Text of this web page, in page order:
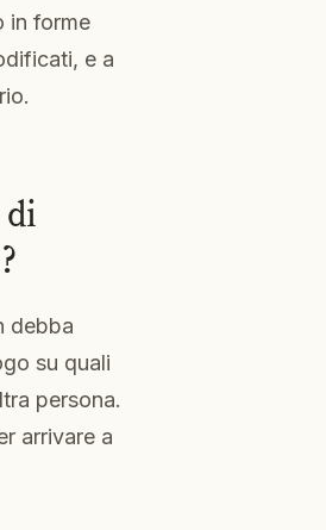
in forme
e a
di
debba
su quali
persona.
arrivare a